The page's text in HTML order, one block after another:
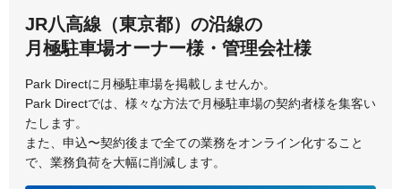
JR八高線（東京都）の沿線の
月極駐車場オーナー様・管理会社様
Park Directに月極駐車場を掲載しませんか。
Park Directでは、様々な方法で月極駐車場の契約者様を集客い
たします。
また、申込〜契約後まで全ての業務をオンライン化すること
で、業務負荷を大幅に削減します。